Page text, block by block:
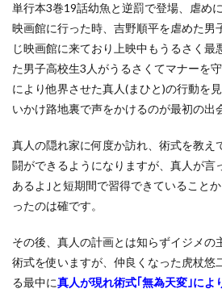
単行本3巻19話幼魚と逆罰で登場、虐め
映画館に行った時、吉野順平を虐めた男
じ映画館に来ており上映中もうるさく最
た男子高校生3人がうるさくてマナーを
により他界させた真人(まひと)の行動を
いかけ路地裏で声をかけるのが最初の出
真人の隠れ家に何度か訪れ、術式を教え
闘ができるようになりますが、真人が言
あるよ｣と短期間で習得できていること
ったのは確です。
その後、真人の計画とは知らずイジメの
術式を使いますが、仲良くなった虎杖悠
る最中に真人が現れ術式｢無為天変｣によ